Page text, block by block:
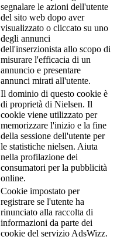
segnalare le azioni dell'utente
del sito web dopo aver
visualizzato o cliccato su uno
degli annunci
dell'inserzionista allo scopo di
misurare l'efficacia di un
annuncio e presentare
annunci mirati all'utente.
Il dominio di questo cookie è
di proprietà di Nielsen. Il
cookie viene utilizzato per
memorizzare l'inizio e la fine
della sessione dell'utente per
le statistiche nielsen. Aiuta
nella profilazione dei
consumatori per la pubblicità
online.
Cookie impostato per
registrare se l'utente ha
rinunciato alla raccolta di
informazioni da parte dei
cookie del servizio AdsWizz.